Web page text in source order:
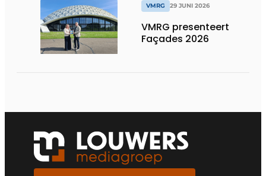
VMRG 29 JUNI 2026
VMRG presenteert
Façades 2026